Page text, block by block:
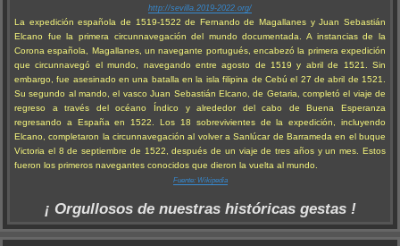
http://sevilla.2019-2022.org/
La expedición española de 1519-1522 de Fernando de Magallanes y Juan Sebastián
Elcano fue la primera circunnavegación del mundo documentada. A instancias de la
Corona española, Magallanes, un navegante portugués, encabezó la primera expedición
que circunnavegó el mundo, navegando entre agosto de 1519 y abril de 1521. Sin
embargo, fue asesinado en una batalla en la isla filipina de Cebú el 27 de abril de 1521.
Su segundo al mando, el vasco Juan Sebastián Elcano, de Getaria, completó el viaje de
regreso a través del océano Índico y alrededor del cabo de Buena Esperanza
regresando a España en 1522. Los 18 sobrevivientes de la expedición, incluyendo
Elcano, completaron la circunnavegación al volver a Sanlúcar de Barrameda en el buque
Victoria el 8 de septiembre de 1522, después de un viaje de tres años y un mes. Estos
fueron los primeros navegantes conocidos que dieron la vuelta al mundo.
Fuente: Wikipedia
¡ Orgullosos de nuestras históricas gestas !